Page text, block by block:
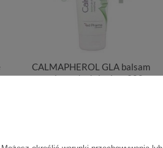
CALMAPHEROL GLA balsam
przeciw podrażnieniom 200 g